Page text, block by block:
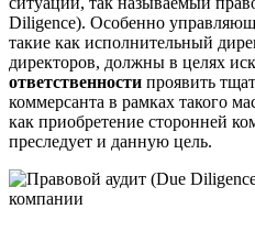
Diligence). Особенно
такие как исполнительный
директоров, должны в целях
ответственности проявить
коммерсанта в рамках такого
как приобретение сторонней
преследует и данную цель.